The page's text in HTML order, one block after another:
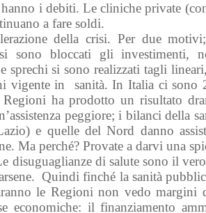
i debiti. Le cliniche private
a fare soldi.
della crisi. Per due
sono bloccati gli investimenti,
sprechi si sono realizzati tagli
vigente in sanità. In Italia ci sono
Regioni ha prodotto un risultato
peggiore; i bilanci della
e quelle del Nord danno
Ma perché? Provate a darvi una
disuguaglianze di salute sono il
Quindi finché la sanità
le Regioni non vedo margini
economiche: il finanziamento